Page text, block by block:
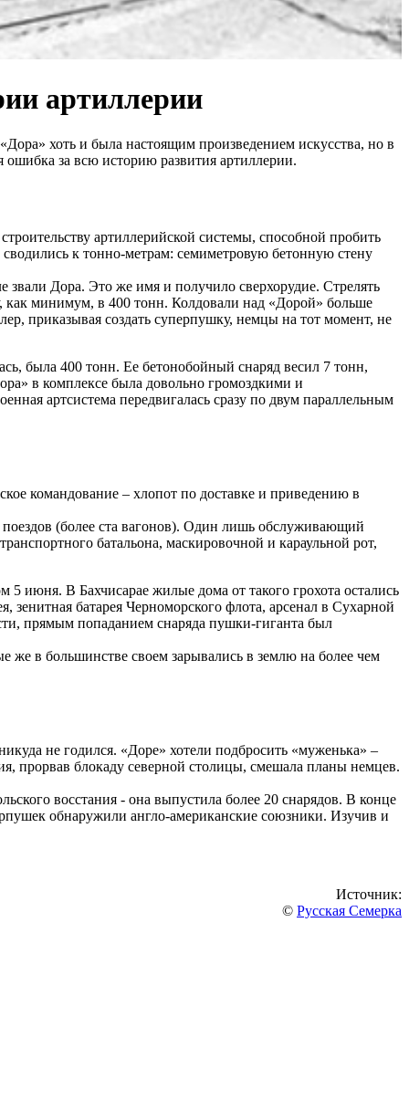
артиллерии
хоть и была настоящим произведением искусства, но в
ошибка за всю историю развития артиллерии.
артиллерийской системы, способной пробить
к тонно-метрам: семиметровую бетонную стену
Дора. Это же имя и получило сверхорудие. Стрелять
как минимум, в 400 тонн. Колдовали над «Дорой» больше
приказывая создать суперпушку, немцы на тот момент, не
была 400 тонн. Ее бетонобойный снаряд весил 7 тонн,
в комплексе была довольно громоздкими и
артсистема передвигалась сразу по двум параллельным
командование – хлопот по доставке и приведению в
(более ста вагонов). Один лишь обслуживающий
батальона, маскировочной и караульной рот,
июня. В Бахчисарае жилые дома от такого грохота остались
зенитная батарея Черноморского флота, арсенал в Сухарной
прямым попаданием снаряда пушки-гиганта был
же в большинстве своем зарывались в землю на более чем
не годился. «Доре» хотели подбросить «муженька» –
прорвав блокаду северной столицы, смешала планы немцев.
восстания - она выпустила более 20 снарядов. В конце
обнаружили англо-американские союзники. Изучив и
Источник:
© Русская Семерка